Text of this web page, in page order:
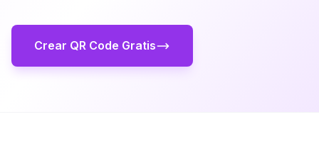
Crear QR Code Gratis